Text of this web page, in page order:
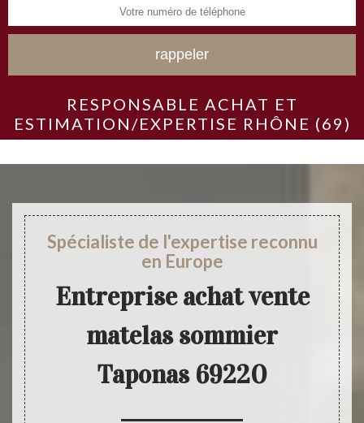
RESPONSABLE ACHAT ET
ESTIMATION/EXPERTISE RHÔNE (69)
Spécialiste de l'expertise reconnu
en Europe
Entreprise achat vente
matelas sommier
Taponas 69220